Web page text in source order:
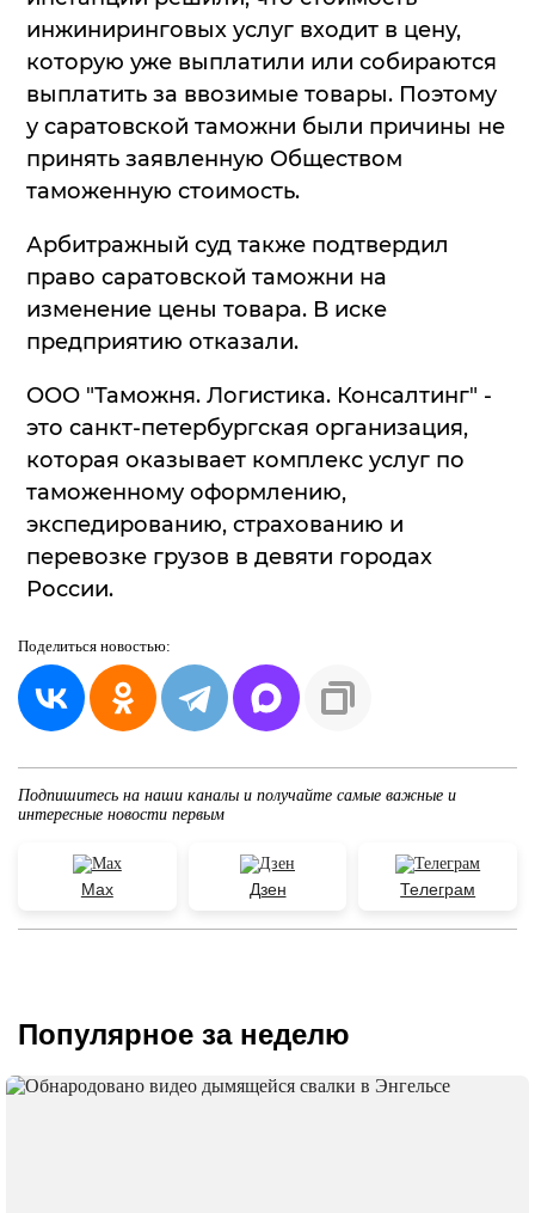
инжиниринговых услуг входит в цену,
которую уже выплатили или собираются
выплатить за ввозимые товары. Поэтому
у саратовской таможни были причины не
принять заявленную Обществом
таможенную стоимость.
Арбитражный суд также подтвердил
право саратовской таможни на
изменение цены товара. В иске
предприятию отказали.
ООО "Таможня. Логистика. Консалтинг" -
это санкт-петербургская организация,
которая оказывает комплекс услуг по
таможенному оформлению,
экспедированию, страхованию и
перевозке грузов в девяти городах
России.
Поделиться новостью:
Подпишитесь на наши каналы и получайте самые важные и
интересные новости первым
Max Дзен Телеграм
Популярное за неделю